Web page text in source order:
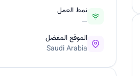
نمط العمل
—
الموقع المفضل
Saudi Arabia